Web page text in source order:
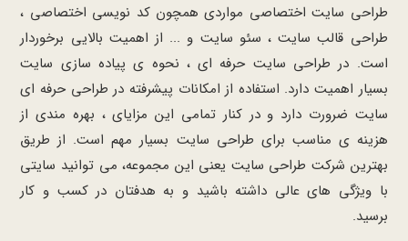
طراحی سایت اختصاصی مواردی همچون کد نویسی اختصاصی ،
طراحی قالب سایت ، سئو سایت و ... از اهمیت بالایی برخوردار
است. در طراحی سایت حرفه ای ، نحوه ی پیاده سازی سایت
بسیار اهمیت دارد. استفاده از امکانات پیشرفته در طراحی حرفه ای
سایت ضرورت دارد و در کنار تمامی این مزایای ، بهره مندی از
هزینه ی مناسب برای طراحی سایت بسیار مهم است. از طریق
بهترین شرکت طراحی سایت یعنی این مجموعه، می توانید سایتی
با ویژگی های عالی داشته باشید و به هدفتان در کسب و کار
برسید.